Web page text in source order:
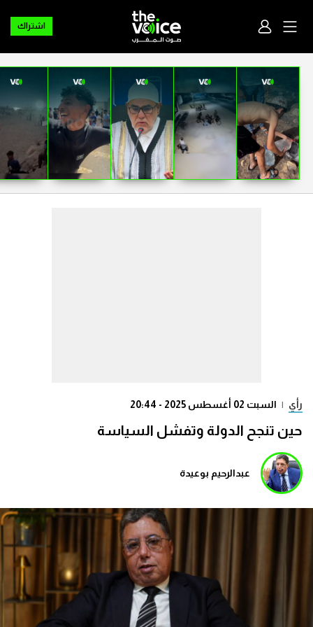
اشتراك
رأي | السبت 02 أغسطس 2025 - 20:44
حين تنجح الدولة وتفشل السياسة
عبدالرحيم بوعيدة